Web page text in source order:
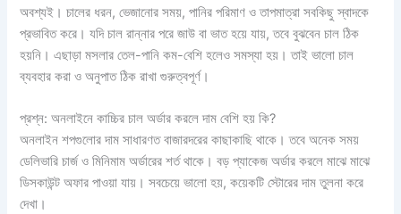
অবশ্যই। চালের ধরন, ভেজানোর সময়, পানির পরিমাণ ও তাপমাত্রা সবকিছু স্বাদকে
প্রভাবিত করে। যদি চাল রান্নার পরে জাউ বা ভাত হয়ে যায়, তবে বুঝবেন চাল ঠিক
হয়নি। এছাড়া মসলার তেল-পানি কম-বেশি হলেও সমস্যা হয়। তাই ভালো চাল
ব্যবহার করা ও অনুপাত ঠিক রাখা গুরুত্বপূর্ণ।
প্রশ্ন: অনলাইনে কাচ্চির চাল অর্ডার করলে দাম বেশি হয় কি?
অনলাইন শপগুলোর দাম সাধারণত বাজারদরের কাছাকাছি থাকে। তবে অনেক সময়
ডেলিভারি চার্জ ও মিনিমাম অর্ডারের শর্ত থাকে। বড় প্যাকেজ অর্ডার করলে মাঝে মাঝে
ডিসকাউন্ট অফার পাওয়া যায়। সবচেয়ে ভালো হয়, কয়েকটি স্টোরের দাম তুলনা করে
দেখা।